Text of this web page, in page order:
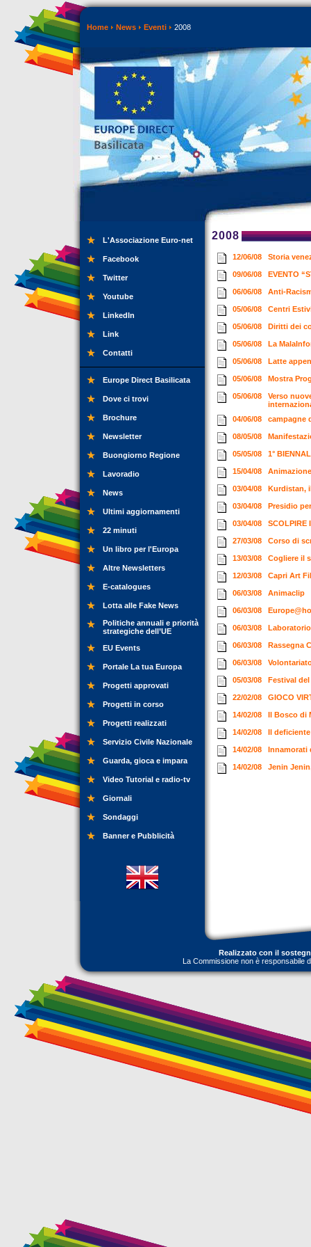
Home News Eventi 2008
L'Associazione Euro-net
Facebook
Twitter
Youtube
LinkedIn
Link
Contatti
Europe Direct Basilicata
Dove ci trovi
Brochure
Newsletter
Buongiorno Regione
Lavoradio
News
Ultimi aggiornamenti
22 minuti
Un libro per l'Europa
Altre Newsletters
E-catalogues
Lotta alle Fake News
Politiche annuali e priorità
strategiche dell’UE
EU Events
Portale La tua Europa
Progetti approvati
Progetti in corso
Progetti realizzati
Servizio Civile Nazionale
Guarda, gioca e impara
Video Tutorial e radio-tv
Giornali
Sondaggi
Banner e Pubblicità
2008
12/06/08 Storia
09/06/08 EVENTO
06/06/08 Anti-
05/06/08 Centri
05/06/08 Diritti dei
05/06/08 La
05/06/08 Latte
05/06/08 Mostra
05/06/08
Verso
04/06/08
campagne
08/05/08
05/05/08 1°
15/04/08
03/04/08 Kurdistan,
03/04/08 Presidio
03/04/08 SCOLPIRE
27/03/08 Corso di
13/03/08 Cogliere il
12/03/08 Capri Art
06/03/08 Animaclip
06/03/08
06/03/08
06/03/08 Rassegna
06/03/08
05/03/08 Festival
22/02/08 GIOCO
14/02/08 Il Bosco di
14/02/08 Il
14/02/08 Innamorati
14/02/08 Jenin
Realizzato con il
La Commissione non è responsabile